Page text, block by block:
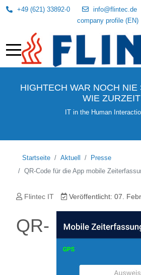
+49 (621) 33892-0
info@flintec.de
company profile (EN)
HIGHTECH WAR NOCH NIE
WIE
IT in the Human
Startseite Aktuell
Presse
QR-Code für die App mobile
Flintec IT Veröffentlicht: 07.
QR-